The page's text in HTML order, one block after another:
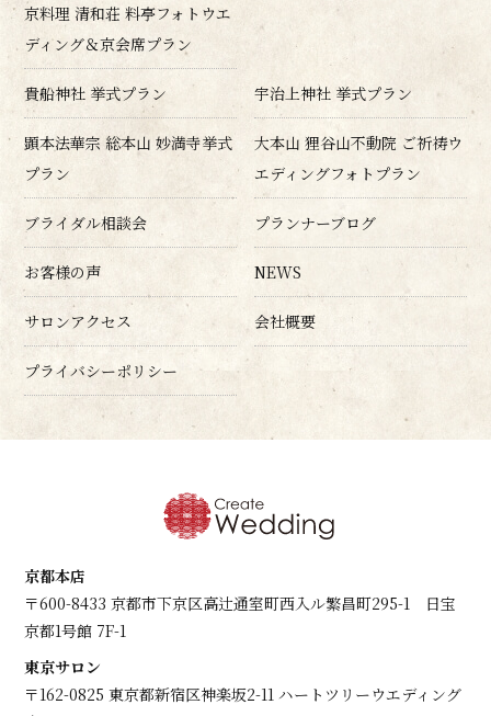
京料理 清和荘 料亭フォトウエ
ディング＆京会席プラン
貴船神社 挙式プラン 宇治上神社 挙式プラン
顕本法華宗 総本山 妙満寺挙式
プラン
大本山 狸谷山不動院 ご祈祷ウ
エディングフォトプラン
ブライダル相談会 プランナーブログ
お客様の声 NEWS
サロンアクセス 会社概要
プライバシーポリシー
京都本店
〒600-8433 京都市下京区高辻通室町西入ル繁昌町295-1 日宝
京都1号館 7F-1
東京サロン
〒162-0825 東京都新宿区神楽坂2-11 ハートツリーウエディング